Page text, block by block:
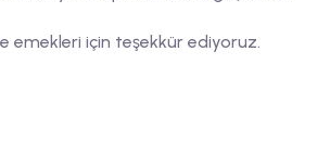
emekleri için teşekkür ediyoruz.